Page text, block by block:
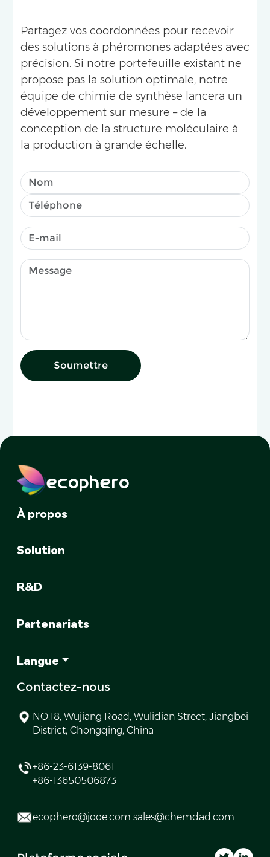
Partagez vos coordonnées pour recevoir
des solutions à phéromones adaptées avec
précision. Si notre portefeuille existant ne
propose pas la solution optimale, notre
équipe de chimie de synthèse lancera un
développement sur mesure – de la
conception de la structure moléculaire à
la production à grande échelle.
Soumettre
ecophero
À propos
Solution
R&D
Partenariats
Langue
Contactez-nous
NO.18, Wujiang Road, Wulidian Street, Jiangbei
District, Chongqing, China
+86-23-6139-8061
+86-13650506873
ecophero@jooe.com sales@chemdad.com